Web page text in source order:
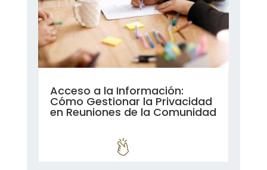
Acceso a la Información:
Cómo Gestionar la Privacidad
en Reuniones de la Comunidad